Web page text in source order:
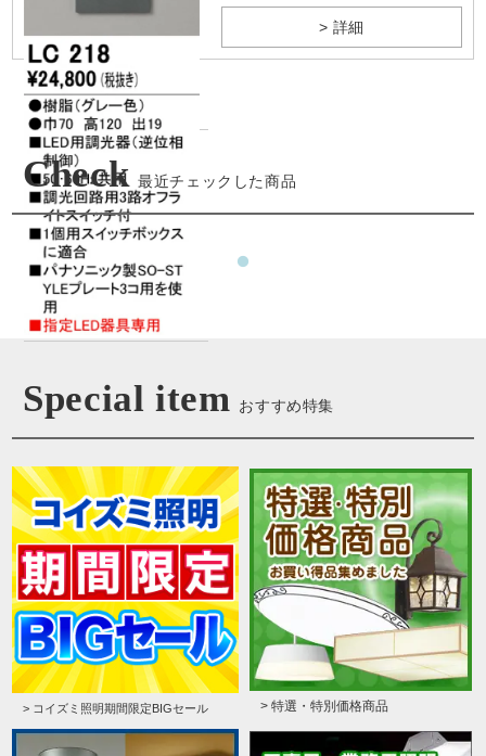
> 詳細
Check 最近チェックした商品
Special item おすすめ特集
> コイズミ照明期間限定BIGセール > 特選・特別価格商品